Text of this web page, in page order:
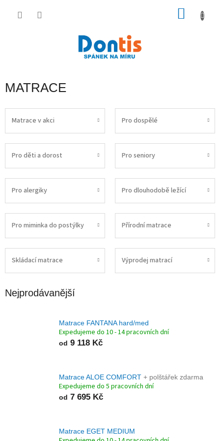
MATRACE
Matrace v akci Pro dospělé
Pro děti a dorost Pro seniory
Pro alergiky Pro dlouhodobě ležící
Pro miminka do postýlky Přírodní matrace
Skládací matrace Výprodej matrací
Nejprodávanější
Matrace FANTANA hard/med
Expedujeme do 10 - 14 pracovních dní
od 9 118 Kč
Matrace ALOE COMFORT + polštářek zdarma
Expedujeme do 5 pracovních dní
od 7 695 Kč
Matrace EGET MEDIUM